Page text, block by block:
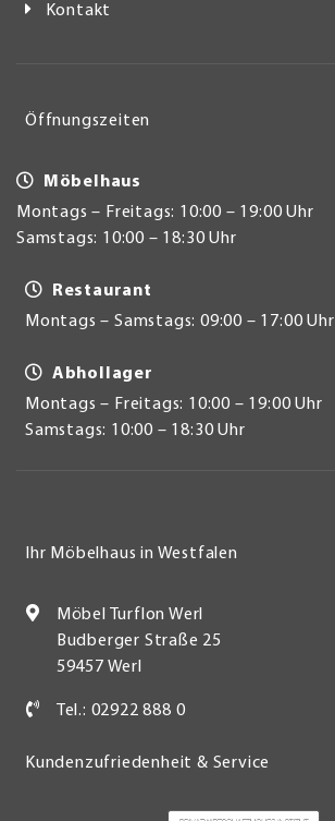
Kontakt
Öffnungszeiten
Möbelhaus
Montags – Freitags: 10:00 – 19:00 Uhr
Samstags: 10:00 – 18:30 Uhr
Restaurant
Montags – Samstags: 09:00 – 17:00 Uhr
Abhollager
Montags – Freitags: 10:00 – 19:00 Uhr
Samstags: 10:00 – 18:30 Uhr
Ihr Möbelhaus in Westfalen
Möbel Turflon Werl
Budberger Straße 25
59457 Werl
Tel.: 02922 888 0
Kundenzufriedenheit & Service